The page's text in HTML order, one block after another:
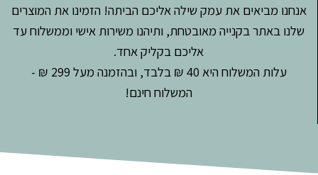
אנחנו מביאים את עמק שילה אליכם הביתה! הזמינו את המוצרים
שלנו באתר בקנייה מאובטחת, ותיהנו משירות אישי וממשלוח עד
אליכם בקליק אחד.
עלות המשלוח היא 40 ₪ בלבד, ובהזמנה מעל 299 ₪ -
המשלוח חינם!